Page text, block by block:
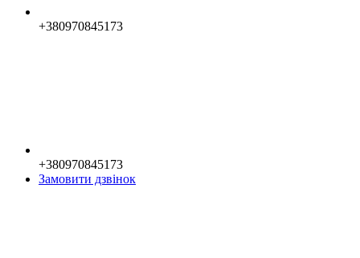
+380970845173
+380970845173
Замовити дзвінок